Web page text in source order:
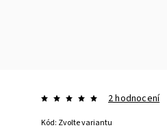
2 hodnocení
Kód: Zvolte variantu